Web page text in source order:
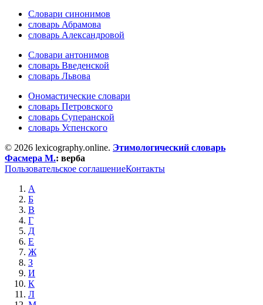
Словари синонимов
словарь Абрамова
словарь Александровой
Словари антонимов
словарь Введенской
словарь Львова
Ономастические словари
словарь Петровского
словарь Суперанской
словарь Успенского
© 2026 lexicography.online. Этимологический словарь
Фасмера М.: верба
Пользовательское соглашениеКонтакты
А
Б
В
Г
Д
Е
Ж
З
И
К
Л